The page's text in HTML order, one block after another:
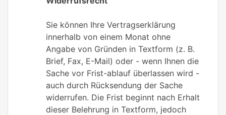
Sie können Ihre Vertragserklärung
innerhalb von einem Monat ohne
Angabe von Gründen in Textform (z. B.
Brief, Fax, E-Mail) oder - wenn Ihnen die
Sache vor Frist-ablauf überlassen wird -
auch durch Rücksendung der Sache
widerrufen. Die Frist beginnt nach Erhalt
dieser Belehrung in Textform, jedoch